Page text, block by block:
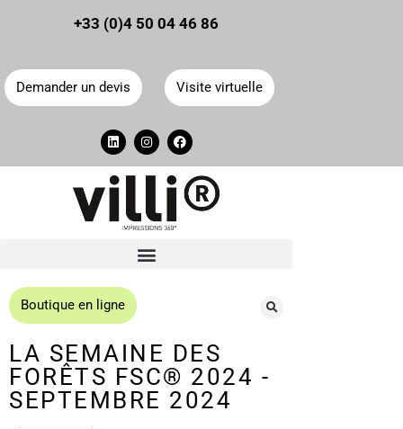
Panneau de gestion des cookies
+33 (0)4 50 04 46 86
Demander un devis Visite virtuelle
Boutique en ligne
LA SEMAINE DES
FORÊTS FSC®️ 2024 -
SEPTEMBRE 2024